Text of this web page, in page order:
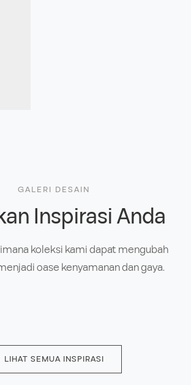
GALERI DESAIN
Inspirasi Anda
koleksi kami dapat mengubah
oase kenyamanan dan gaya.
LIHAT SEMUA INSPIRASI